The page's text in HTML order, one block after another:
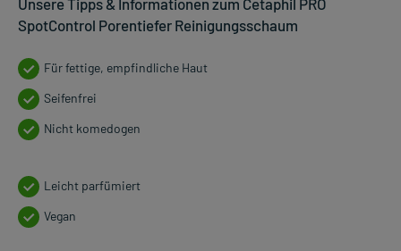
Unsere Tipps & Informationen zum Cetaphil PRO
SpotControl Porentiefer Reinigungsschaum
Für fettige, empfindliche Haut
Seifenfrei
Nicht komedogen
Leicht parfümiert
Vegan